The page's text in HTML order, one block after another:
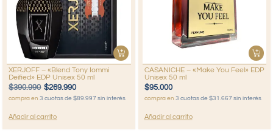
XERJOFF – «Blend Tony Iommi
Deified» EDP Unisex 50 ml
$390.990 $269.990
compra en3 cuotas de $89.997 sin interés
Añadir al carrito
CASANICHE – «Make You Feel» EDP
Unisex 50 ml
$95.000
compra en 3 cuotas de $31.667 sin interés
Añadir al carrito